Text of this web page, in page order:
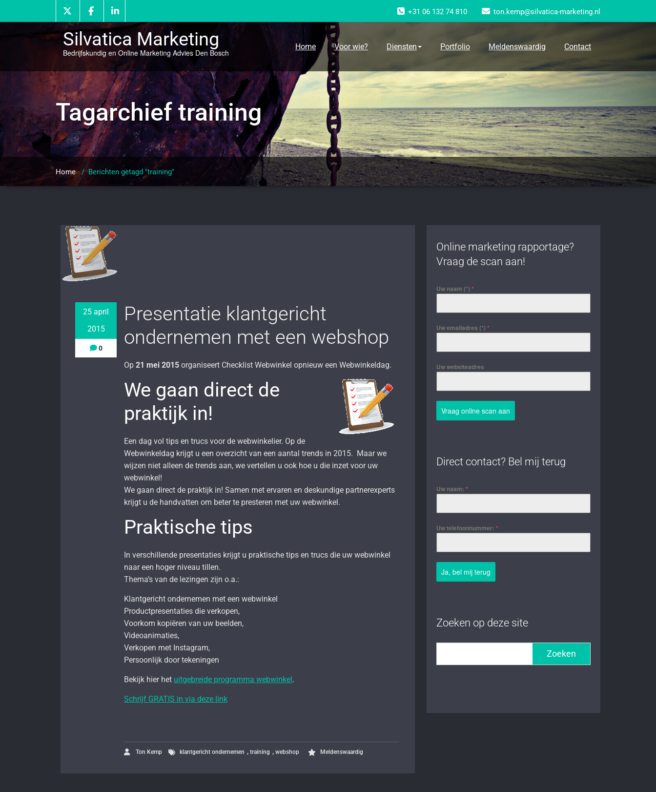
inhoud
+31 06 132 74 810 ton.kemp@silvatica-marketing.nl
Silvatica Marketing
Bedrijfskundig en Online Marketing Advies Den Bosch
Home Voor wie? Diensten Portfolio Meldenswaardig Contact
Tagarchieftraining
Home/Berichten getagd "training"
25 april
2015
0
Presentatie klantgericht
ondernemen met een webshop
Op21 mei 2015 organiseert Checklist Webwinkel opnieuw een Webwinkeldag.
We gaan direct de
praktijk in!
Een dag vol tips en trucs voor de webwinkelier. Op de
Webwinkeldag krijgt u een overzicht van een aantal trends in 2015. Maar we
wijzen niet alleen de trends aan, we vertellen u ook hoe u die inzet voor uw
webwinkel!
We gaan direct de praktijk in! Samen met ervaren en deskundige partnerexperts
krijgt u de handvatten om beter te presteren met uw webwinkel.
Praktische tips
In verschillende presentaties krijgt u praktische tips en trucs die uw webwinkel
naar een hoger niveau tillen.
Thema’s van de lezingen zijn o.a.:
Klantgericht ondernemen met een webwinkel
Productpresentaties die verkopen,
Voorkom kopiëren van uw beelden,
Videoanimaties,
Verkopen met Instagram,
Persoonlijk door tekeningen
Bekijk hier het uitgebreide programma webwinkel .
Schrijf GRATIS in via deze link
Ton Kemp klantgericht ondernemen ,training ,webshop Meldenswaardig
Online marketing rapportage?
Vraag de scan aan!
Uw naam (*) *
Uw emailadres (*) *
Uw websiteadres
Vraag online scan aan
Direct contact? Bel mij terug
Uw naam: *
Uw telefoonnummer: *
Ja, bel mij terug
Zoeken op deze site
Zoeken